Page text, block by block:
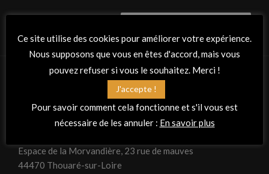
RETROUVEZ-NOUS
Espace de la Morvandière, 23 rue de mauves
44470 Thouaré-sur-Loire
Ce site utilise des cookies pour améliorer votre expérience.
Nous supposons que vous en êtes d'accord, mais vous
pouvez refuser si vous le souhaitez. Merci !
J'accepte !
Pour savoir comment cela fonctionne et s'il vous est
nécessaire de les annuler : En savoir plus